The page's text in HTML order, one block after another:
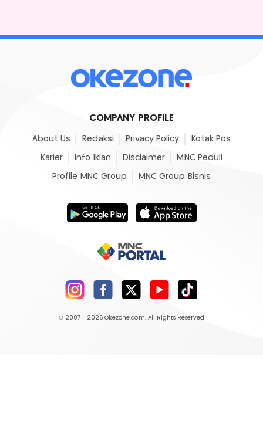
COMPANY PROFILE
About Us Redaksi Privacy Policy Kotak Pos
Karier Info Iklan Disclaimer MNC Peduli
Profile MNC Group MNC Group Bisnis
© 2007 - 2026 Okezone.com, All Rights Reserved